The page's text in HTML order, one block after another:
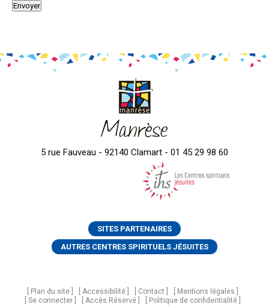
Manrèse
5 rue Fauveau - 92140 Clamart - 01 45 29 98 60
SITES PARTENAIRES
AUTRES CENTRES SPIRITUELS JÉSUITES
Plan du site Accessibilité Contact
Mentions légales
Se connecter
Accès Réservé Politique de confidentialité